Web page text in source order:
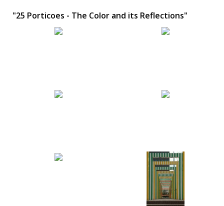
"25 Porticoes - The Color and its Reflections"